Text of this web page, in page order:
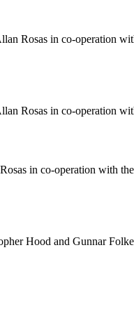
Rosas in co-operation
Rosas in co-operation
in co-operation with
Hood and Gunnar